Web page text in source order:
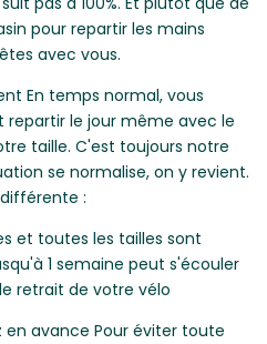
pour repartir les mains
avec vous.
En temps normal, vous
repartir le jour même avec le
taille. C'est toujours notre
se normalise, on y revient.
:
et toutes les tailles sont
1 semaine peut s'écouler
retrait de votre vélo
avance Pour éviter toute